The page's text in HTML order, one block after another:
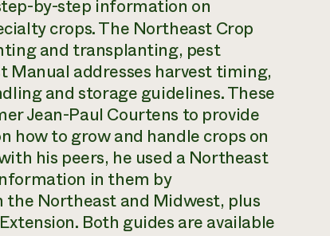
by-step information on
crops. The Northeast Crop
and transplanting, pest
Manual addresses harvest timing,
and storage guidelines. These
Jean-Paul Courtens to provide
how to grow and handle crops on
his peers, he used a Northeast
in them by
Northeast and Midwest, plus
Both guides are available